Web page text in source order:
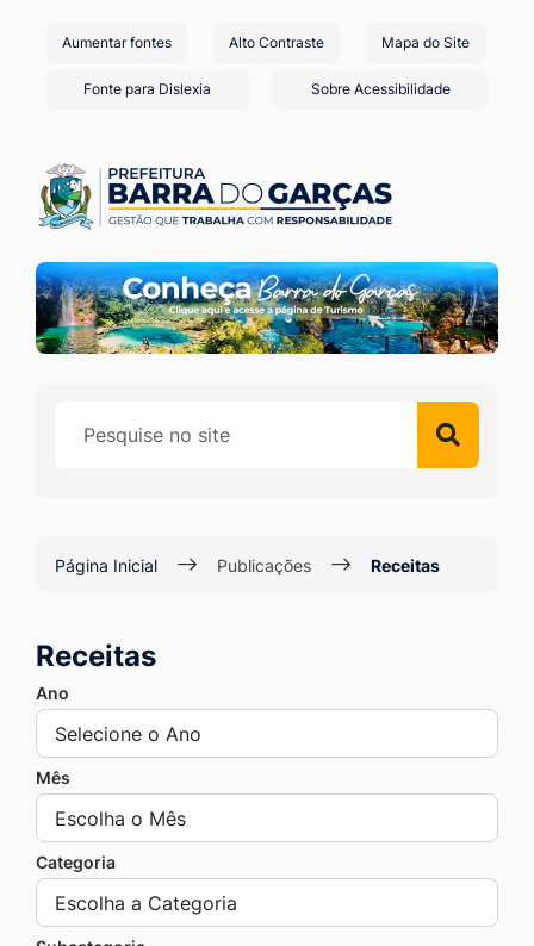
de
atalhos
links
de
acessibilidade
para
[alt+1]
Ir
para
o
menu
[alt+2]
rodapé
[alt+4]
Aumentar fontes Alto Contraste Mapa do Site
Fonte para Dislexia Sobre Acessibilidade
Página Inicial Publicações Receitas
Receitas
Ano
Mês
Categoria